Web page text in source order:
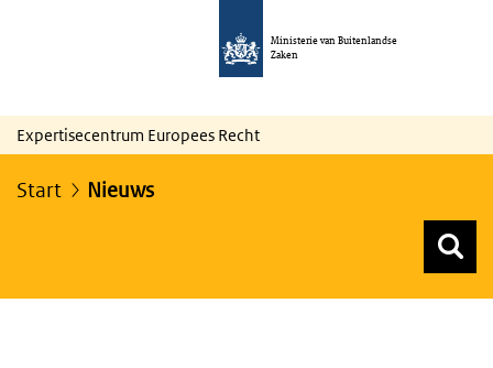
Ministerie van Buitenlandse
Zaken
Expertisecentrum Europees Recht
Start Nieuws